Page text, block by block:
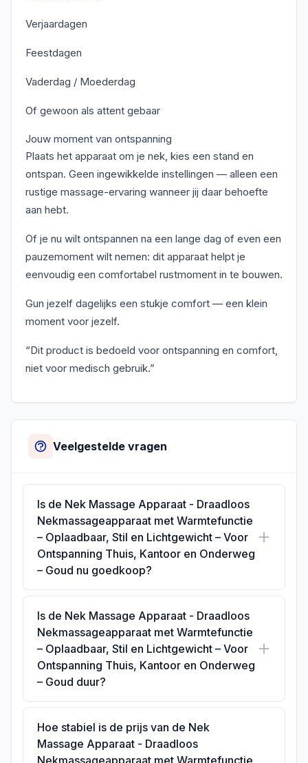
Verjaardagen
Feestdagen
Vaderdag / Moederdag
Of gewoon als attent gebaar
Jouw moment van ontspanning
Plaats het apparaat om je nek, kies een stand en
ontspan. Geen ingewikkelde instellingen — alleen een
rustige massage-ervaring wanneer jij daar behoefte
aan hebt.
Of je nu wilt ontspannen na een lange dag of even een
pauzemoment wilt nemen: dit apparaat helpt je
eenvoudig een comfortabel rustmoment in te bouwen.
Gun jezelf dagelijks een stukje comfort — een klein
moment voor jezelf.
“Dit product is bedoeld voor ontspanning en comfort,
niet voor medisch gebruik.”
Veelgestelde vragen
Is de Nek Massage Apparaat - Draadloos
Nekmassageapparaat met Warmtefunctie
– Oplaadbaar, Stil en Lichtgewicht – Voor
Ontspanning Thuis, Kantoor en Onderweg
– Goud nu goedkoop?
Is de Nek Massage Apparaat - Draadloos
Nekmassageapparaat met Warmtefunctie
– Oplaadbaar, Stil en Lichtgewicht – Voor
Ontspanning Thuis, Kantoor en Onderweg
– Goud duur?
Hoe stabiel is de prijs van de Nek
Massage Apparaat - Draadloos